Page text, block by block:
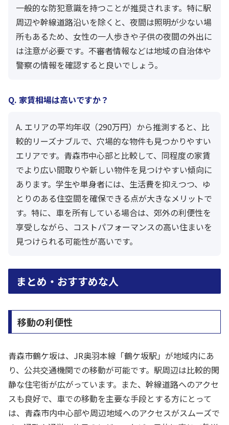
一般的な防犯意識を持つことが推奨されます。特に駅
周辺や幹線道路沿いを除くと、夜間は照明が少ない場
所もあるため、女性の一人歩きや子供の夜間の外出に
は注意が必要です。不審者情報などは地域の自治体や
警察の情報を確認すると良いでしょう。
Q. 家賃相場は高いですか？
A. エリアの平均年収（290万円）から推測すると、比
較的リーズナブルで、穴場的な物件も見つかりやすい
エリアです。青森市中心部と比較して、同程度の家賃
でより広い間取りや新しい物件を見つけやすい傾向に
あります。学生や単身者には、生活費を抑えつつ、ゆ
とりのある住空間を確保できる点が大きなメリットで
す。特に、車を所有している場合は、郊外の利便性を
享受しながら、コストパフォーマンスの高い住まいを
見つけられる可能性が高いです。
まとめ・おすすめな人
移動の利便性
青森市鶴ケ坂は、JR奥羽本線「鶴ケ坂駅」が地域内にあ
り、公共交通機関での移動が可能です。駅周辺は比較的閑
静な住宅街が広がっています。また、幹線道路へのアクセ
スも良好で、車での移動を主要な手段とする方にとって
は、青森市内中心部や周辺地域へのアクセスがスムーズで